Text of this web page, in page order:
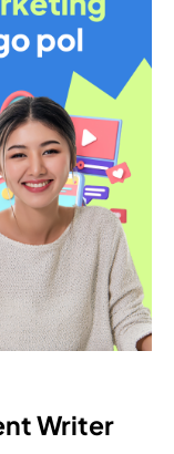
Writer